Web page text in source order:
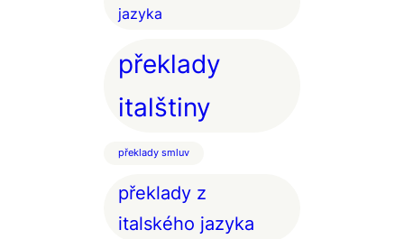
jazyka
překlady
italštiny
překlady smluv
překlady z
italského jazyka